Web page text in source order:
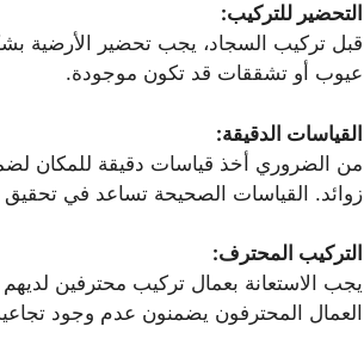
التحضير للتركيب:
قبل تركيب السجاد، يجب تحضير الأرضية
عيوب أو تشققات قد تكون موجودة.
القياسات الدقيقة:
من الضروري أخذ قياسات دقيقة للمكان
زوائد. القياسات الصحيحة تساعد في
التركيب المحترف:
يجب الاستعانة بعمال تركيب محترفين
العمال المحترفون يضمنون عدم وجود